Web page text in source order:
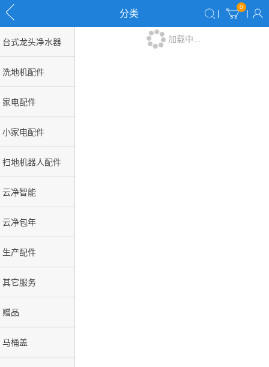
分类 |
0
|
台式龙头净水器
洗地机配件
家电配件
小家电配件
扫地机器人配件
云净智能
云净包年
生产配件
其它服务
赠品
马桶盖
加载中...